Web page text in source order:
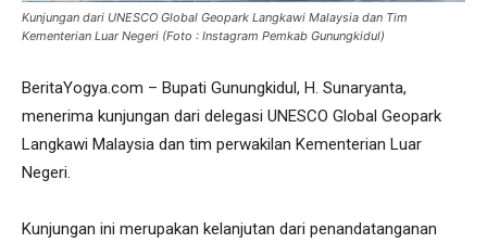
Kunjungan dari UNESCO Global Geopark Langkawi Malaysia dan Tim
Kementerian Luar Negeri (Foto : Instagram Pemkab Gunungkidul)
BeritaYogya.com – Bupati Gunungkidul, H. Sunaryanta,
menerima kunjungan dari delegasi UNESCO Global Geopark
Langkawi Malaysia dan tim perwakilan Kementerian Luar
Negeri.
Kunjungan ini merupakan kelanjutan dari penandatanganan